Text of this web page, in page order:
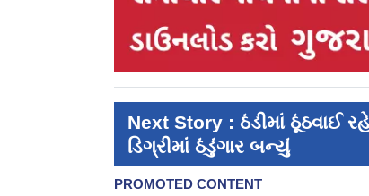
Next Story : ઠંડીમાં ઠૂંઠવાઈ
ડિગ્રીમાં ઠંડુંગાર બન્યું